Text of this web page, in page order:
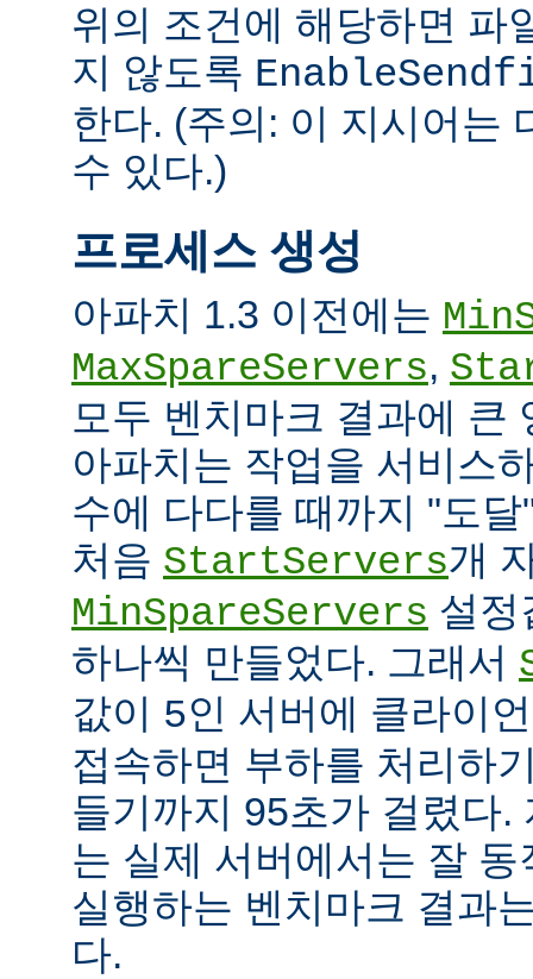
위의 조건에 해당하면 파
지 않도록
한다. (주의: 이 지시어는
수 있다.)
프로세스 생성
아파치 1.3 이전에는
MaxSpareServers,
모두 벤치마크 결과에 큰
아파치는 작업을 서비스
수에 다다를 때까지 "도
처음 StartServers개
MinSpareServers 설정
하나씩 만들었다. 그래서
값이 5인 서버에 클라이
접속하면 부하를 처리하
들기까지 95초가 걸렸다.
는 실제 서버에서는 잘
실행하는 벤치마크 결과
다.